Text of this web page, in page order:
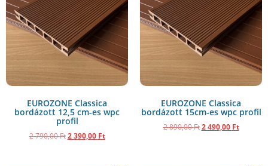
EUROZONE Classica
bordázott 12,5 cm-es wpc
profil
2 790,00Ft 2 390,00 Ft
EUROZONE Classica
bordázott 15cm-es wpc profil
2 890,00Ft 2 490,00 Ft